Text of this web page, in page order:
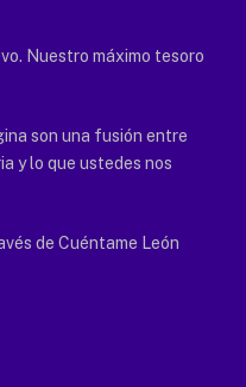
Nuestro máximo tesoro
son una fusión entre
y lo que ustedes nos
de Cuéntame León